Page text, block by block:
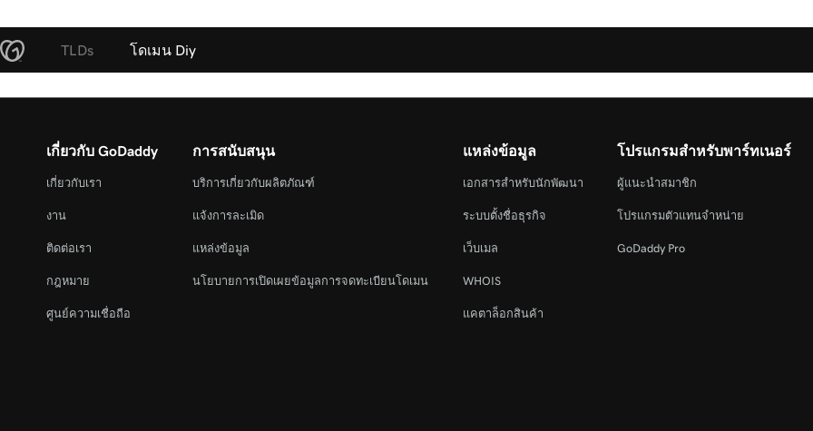
TLDs โดเมน Diy
เกี่ยวกับ GoDaddy
เกี่ยวกับเรา
งาน
ติดต่อเรา
กฎหมาย
ศูนย์ความเชื่อถือ
การสนับสนุน
บริการเกี่ยวกับผลิตภัณฑ์
แจ้งการละเมิด
แหล่งข้อมูล
นโยบายการเปิดเผยข้อมูลการจดทะเบียนโดเมน
แหล่งข้อมูล
เอกสารสำหรับนักพัฒนา
ระบบตั้งชื่อธุรกิจ
เว็บเมล
WHOIS
แคตาล็อกสินค้า
โปรแกรมสำหรับพาร์ทเนอร์
ผู้แนะนำสมาชิก
โปรแกรมตัวแทนจำหน่าย
GoDaddy Pro